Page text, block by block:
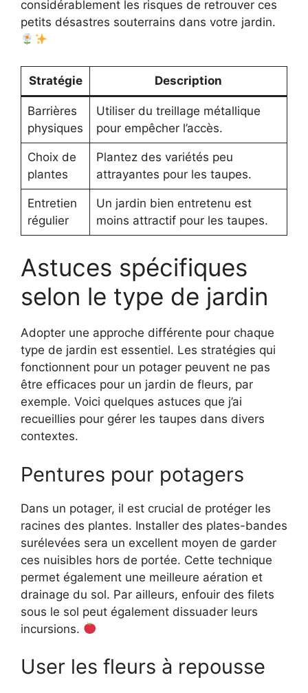
considérablement les risques de retrouver ces
petits désastres souterrains dans votre jardin.
Stratégie Description
Barrières
physiques
Utiliser du treillage métallique
pour empêcher l’accès.
Choix de
plantes
Plantez des variétés peu
attrayantes pour les taupes.
Entretien
régulier
Un jardin bien entretenu est
moins attractif pour les taupes.
Astuces spécifiques
selon le type de jardin
Adopter une approche différente pour chaque
type de jardin est essentiel. Les stratégies qui
fonctionnent pour un potager peuvent ne pas
être efficaces pour un jardin de fleurs, par
exemple. Voici quelques astuces que j’ai
recueillies pour gérer les taupes dans divers
contextes.
Pentures pour potagers
Dans un potager, il est crucial de protéger les
racines des plantes. Installer des plates-bandes
surélevées sera un excellent moyen de garder
ces nuisibles hors de portée. Cette technique
permet également une meilleure aération et
drainage du sol. Par ailleurs, enfouir des filets
sous le sol peut également dissuader leurs
incursions.
User les fleurs à repousse